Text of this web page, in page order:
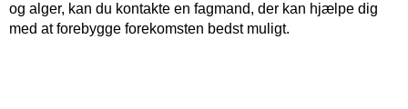
og alger, kan du kontakte en fagmand, der kan hjælpe dig
med at forebygge forekomsten bedst muligt.